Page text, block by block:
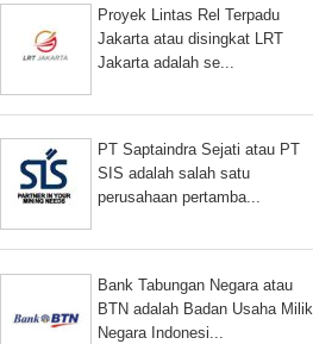
Proyek Lintas Rel Terpadu
Jakarta atau disingkat LRT
Jakarta adalah se...
PT Saptaindra Sejati atau PT
SIS adalah salah satu
perusahaan pertamba...
Bank Tabungan Negara atau
BTN adalah Badan Usaha Milik
Negara Indonesi...